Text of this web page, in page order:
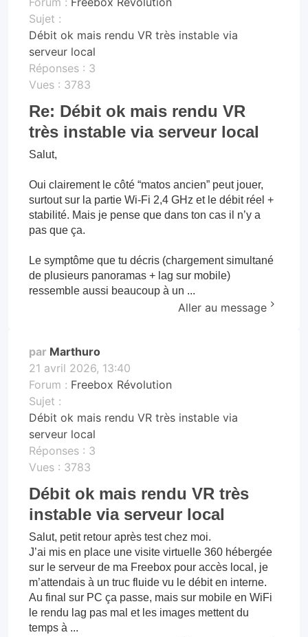
Sujet :
Débit ok mais rendu VR très instable via
serveur local
Réponses : 3
Vues : 3783
Re: Débit ok mais rendu VR
très instable via serveur local
Salut,
Oui clairement le côté “matos ancien” peut jouer,
surtout sur la partie Wi-Fi 2,4 GHz et le débit réel +
stabilité. Mais je pense que dans ton cas il n’y a
pas que ça.
Le symptôme que tu décris (chargement simultané
de plusieurs panoramas + lag sur mobile)
ressemble aussi beaucoup à un ...
Aller au message
par Marthuro
21 avril 2026, 13:40
Forum : Freebox Révolution
Sujet :
Débit ok mais rendu VR très instable via
serveur local
Réponses : 3
Vues : 3783
Débit ok mais rendu VR très
instable via serveur local
Salut, petit retour après test chez moi.
J’ai mis en place une visite virtuelle 360 hébergée
sur le serveur de ma Freebox pour accès local, je
m’attendais à un truc fluide vu le débit en interne.
Au final sur PC ça passe, mais sur mobile en WiFi
le rendu lag pas mal et les images mettent du
temps à ...